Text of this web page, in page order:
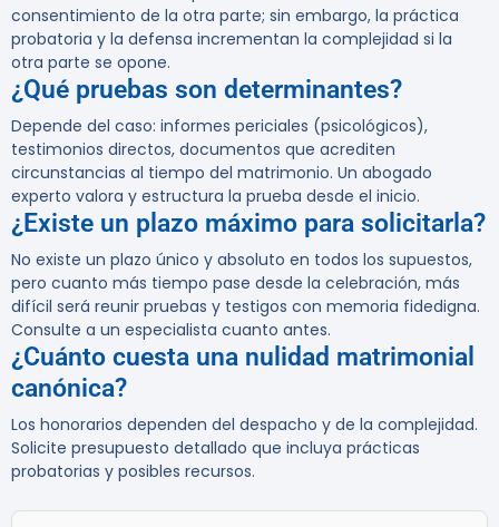
consentimiento de la otra parte; sin embargo, la práctica
probatoria y la defensa incrementan la complejidad si la
otra parte se opone.
¿Qué pruebas son determinantes?
Depende del caso: informes periciales (psicológicos),
testimonios directos, documentos que acrediten
circunstancias al tiempo del matrimonio. Un abogado
experto valora y estructura la prueba desde el inicio.
¿Existe un plazo máximo para solicitarla?
No existe un plazo único y absoluto en todos los supuestos,
pero cuanto más tiempo pase desde la celebración, más
difícil será reunir pruebas y testigos con memoria fidedigna.
Consulte a un especialista cuanto antes.
¿Cuánto cuesta una nulidad matrimonial
canónica?
Los honorarios dependen del despacho y de la complejidad.
Solicite presupuesto detallado que incluya prácticas
probatorias y posibles recursos.